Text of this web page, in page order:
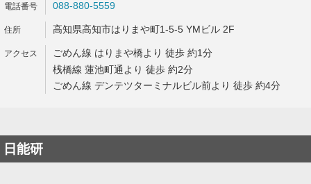
088-880-5559
高知県高知市はりまや町1-5-5 YMビル 2F
ごめん線 はりまや橋より 徒歩 約1分
桟橋線 蓮池町通より 徒歩 約2分
ごめん線 デンテツターミナルビル前より 徒歩 約4分
日能研